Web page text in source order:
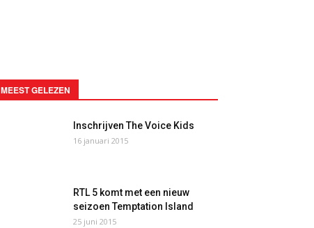
MEEST GELEZEN
Inschrijven The Voice Kids
16 januari 2015
RTL 5 komt met een nieuw
seizoen Temptation Island
25 juni 2015